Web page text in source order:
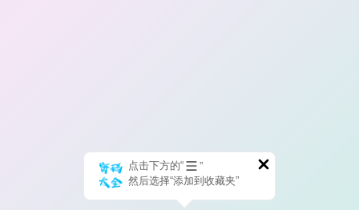
点击下方的“
”
然后选择“添加到收藏夹”